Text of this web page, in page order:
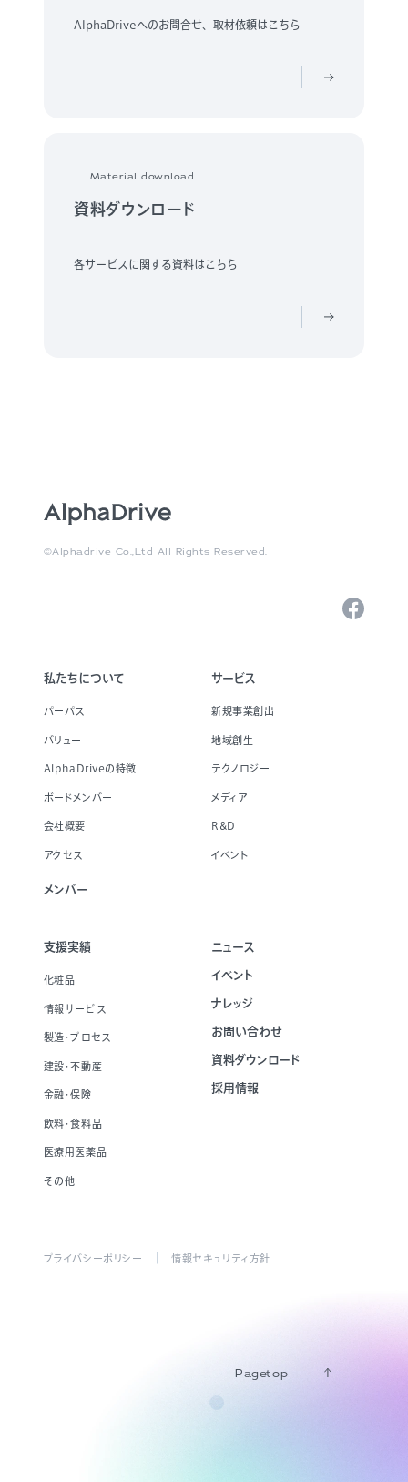
AlphaDriveへのお問合せ、取材依頼はこちら
Material download
資料ダウンロード
各サービスに関する資料はこちら
©Alphadrive Co.,Ltd All Rights Reserved.
私たちについて
パーパス
バリュー
AlphaDriveの特徴
ボードメンバー
会社概要
アクセス
メンバー
サービス
新規事業創出
地域創生
テクノロジー
メディア
R&D
イベント
支援実績
化粧品
情報サービス
製造・プロセス
建設・不動産
金融・保険
飲料・食料品
医療用医薬品
その他
ニュース
イベント
ナレッジ
お問い合わせ
資料ダウンロード
採用情報
プライバシーポリシー 情報セキュリティ方針
Pagetop